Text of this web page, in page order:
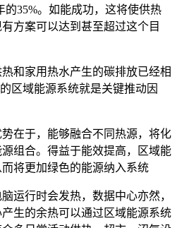
的35%。如能成功，这将使供热
方案可以达到甚至超过这个目
和家用热水产生的碳排放已经相
区域能源系统就是关键推动因
在于，能够融合不同热源，将化
组合。得益于能效提高，区域能
将更加绿色的能源纳入系统
运行时会发热，数据中心亦然，
生的余热可以通过区域能源系统